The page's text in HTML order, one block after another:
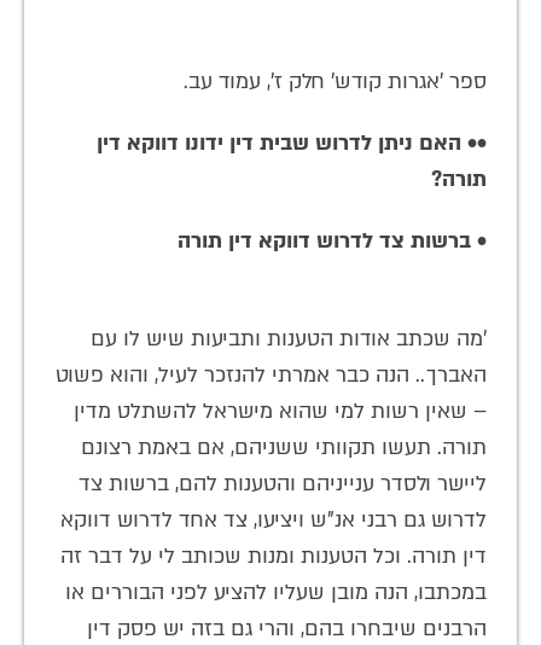
ספר 'אגרות קודש' חלק ז', עמוד עב.
•
• האם ניתן לדרוש שבית דין ידונו דווקא דין
תורה?
• ברשות צד לדרוש דווקא דין תורה
'מה שכתב אודות הטענות ותביעות שיש לו עם
האברך.. הנה כבר אמרתי להנזכר לעיל, והוא פשוט
– שאין רשות למי שהוא מישראל להשתלט מדין
תורה. תעשו תקוותי ששניהם, אם באמת רצונם
ליישר ולסדר ענייניהם והטענות להם, ברשות צד
לדרוש גם רבני אנ"ש ויציעו, צד אחד לדרוש דווקא
דין תורה. וכל הטענות ומנות שכותב לי על דבר זה
במכתבו, הנה מובן שעליו להציע לפני הבוררים או
הרבנים שיבחרו בהם, והרי גם בזה יש פסק דין